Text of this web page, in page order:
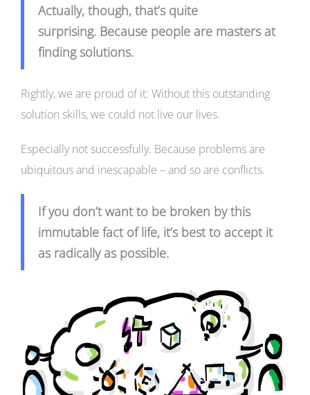
Actually, though, that’s quite
surprising. Because people are masters at
finding solutions.
Rightly, we are proud of it: Without this outstanding
solution skills, we could not live our lives.
Especially not successfully. Because problems are
ubiquitous and inescapable – and so are conflicts.
If you don’t want to be broken by this
immutable fact of life, it’s best to accept it
as radically as possible.